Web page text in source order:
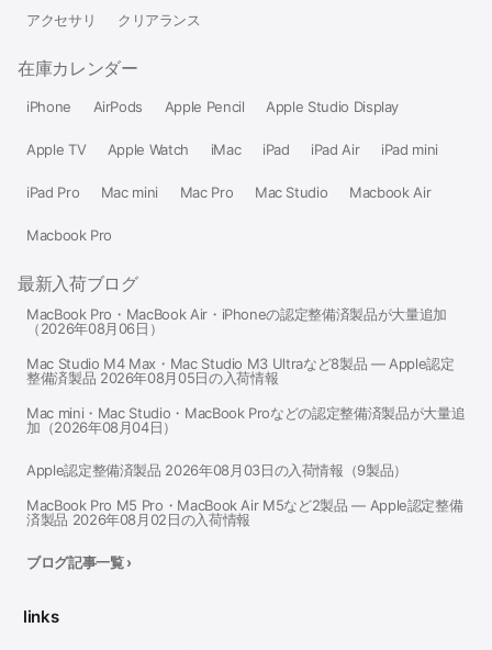
アクセサリ クリアランス
在庫カレンダー
iPhone AirPods Apple Pencil Apple Studio Display
Apple TV Apple Watch iMac iPad iPad Air iPad mini
iPad Pro Mac mini Mac Pro Mac Studio Macbook Air
Macbook Pro
最新入荷ブログ
MacBook Pro・MacBook Air・iPhoneの認定整備済製品が大量追加
（2026年08月06日）
Mac Studio M4 Max・Mac Studio M3 Ultraなど8製品 — Apple認定
整備済製品 2026年08月05日の入荷情報
Mac mini・Mac Studio・MacBook Proなどの認定整備済製品が大量追
加（2026年08月04日）
Apple認定整備済製品 2026年08月03日の入荷情報（9製品）
MacBook Pro M5 Pro・MacBook Air M5など2製品 — Apple認定整備
済製品 2026年08月02日の入荷情報
ブログ記事一覧 ›
links